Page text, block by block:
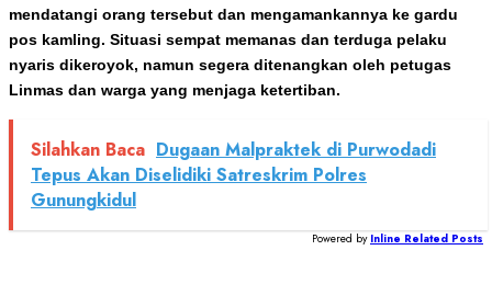
mendatangi orang tersebut dan mengamankannya ke gardu
pos kamling. Situasi sempat memanas dan terduga pelaku
nyaris dikeroyok, namun segera ditenangkan oleh petugas
Linmas dan warga yang menjaga ketertiban.
Silahkan Baca Dugaan Malpraktek di Purwodadi
Tepus Akan Diselidiki Satreskrim Polres
Gunungkidul
Powered by Inline Related Posts